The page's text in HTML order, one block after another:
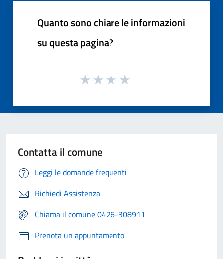
Quanto sono chiare le informazioni
su questa pagina?
Contatta il comune
Leggi le domande frequenti
Richiedi Assistenza
Chiama il comune 0426-308911
Prenota un appuntamento